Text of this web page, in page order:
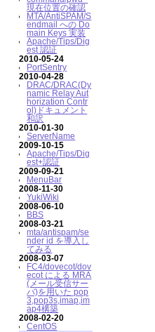
現在位置の確認
MTA/AntiSPAM/S
endmail への Do
main Keys 実装
Apache/Tips/Dig
est 認証
2010-05-24
PortSentry
2010-04-28
DRAC/DRAC(Dy
namic Relay Aut
horization Contr
ol)ドキュメント
和訳
2010-01-30
ServerName
2009-10-15
Apache/Tips/Dig
est+認証
2009-09-21
MenuBar
2008-11-30
YukiWiki
2008-06-10
BBS
2008-03-21
mta/antispam/se
nder id を導入し
てみる
2008-03-07
FC4/dovecot/dov
ecot による MRA
(メール受信サー
バ)を用いた pop
3,pop3s,imap,im
ap4構築
2008-02-20
CentOS